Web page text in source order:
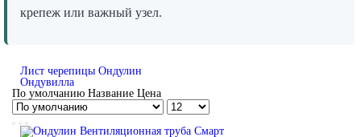
крепеж или важный узел.
Лист черепицы Ондулин
Ондувилла
По умолчанию Название Цена